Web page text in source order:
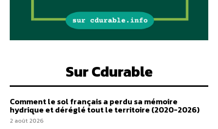
Sur Cdurable
Comment le sol français a perdu sa mémoire
hydrique et déréglé tout le territoire (2020-2026)
2 août 2026